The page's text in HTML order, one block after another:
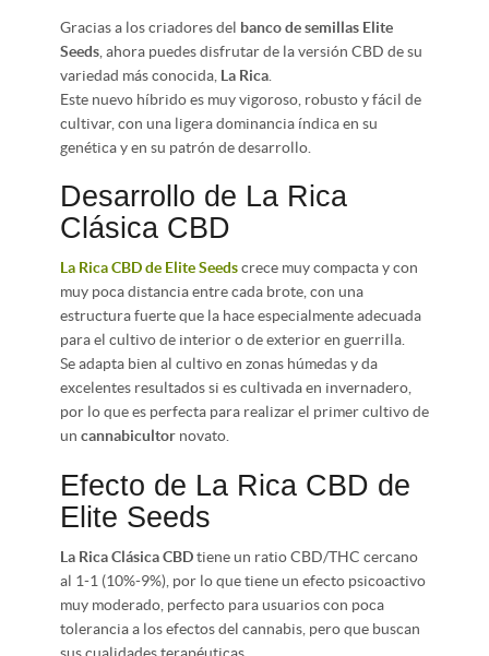
Gracias a los criadores del banco de semillas Elite
Seeds , ahora puedes disfrutar de la versión CBD de su
variedad más conocida, La Rica
Este nuevo híbrido es muy vigoroso, robusto y fácil de
cultivar, con una ligera dominancia índica en su
genética y en su patrón de desarrollo.
Desarrollo de La Rica
Clásica CBD
La Rica CBD de Elite Seedscrece muy compacta y con
muy poca distancia entre cada brote, con una
estructura fuerte que la hace especialmente adecuada
para el cultivo de interior o de exterior en guerrilla.
Se adapta bien al cultivo en zonas húmedas y da
excelentes resultados si es cultivada en invernadero,
por lo que es perfecta para realizar el primer cultivo de
un cannabicultor novato.
Efecto de La Rica CBD de
Elite Seeds
La Rica Clásica CBDtiene un ratio CBD/THC cercano
al 1-1 (10%-9%), por lo que tiene un efecto psicoactivo
muy moderado, perfecto para usuarios con poca
tolerancia a los efectos del cannabis, pero que buscan
sus cualidades terapéuticas.